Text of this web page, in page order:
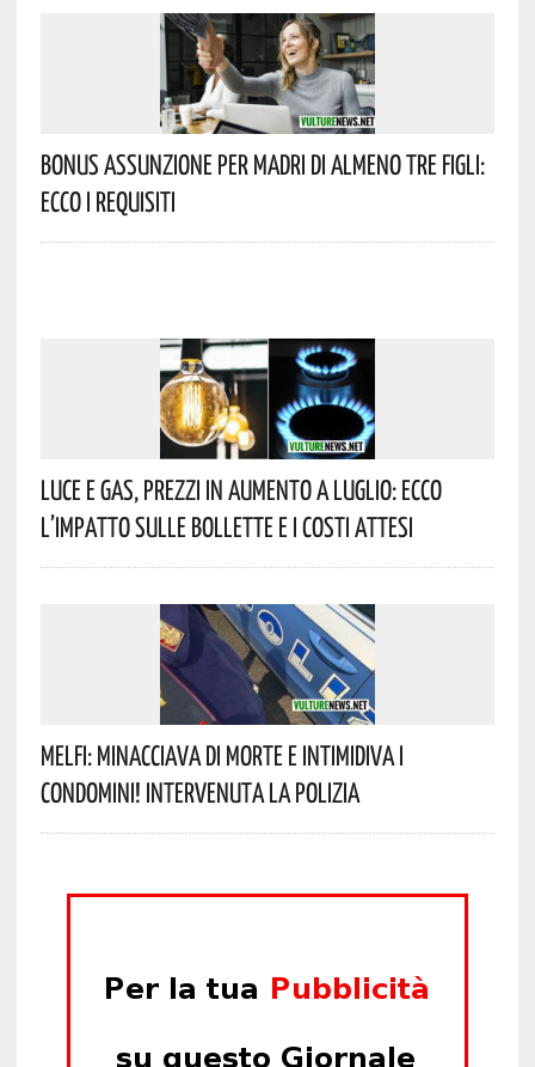
Bonus Assunzione Per Madri Di Almeno Tre Figli:
Ecco I Requisiti
Luce E Gas, Prezzi In Aumento A Luglio: Ecco
L’impatto Sulle Bollette E I Costi Attesi
Melfi: Minacciava Di Morte E Intimidiva I
Condomini! Intervenuta La Polizia